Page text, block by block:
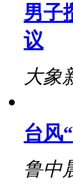
男子
议
大象
台风
鲁中